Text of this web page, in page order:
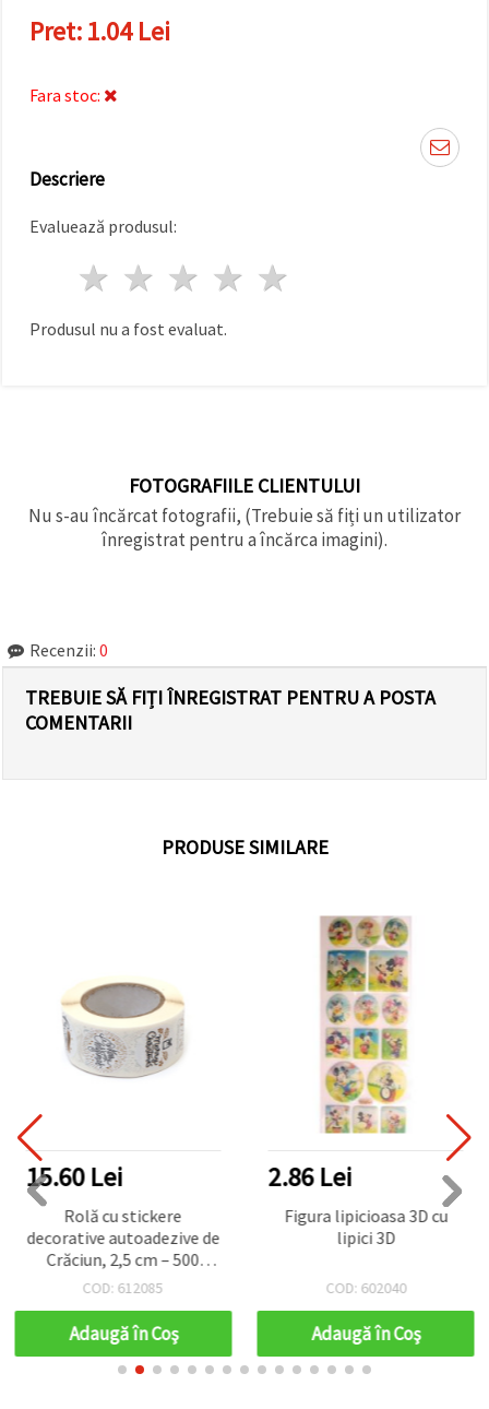
clic pe
"acceptati
indicați
cookie -uri
pe butonul
toate!
Pret:1.04 Lei
Fara stoc:
Descriere
Evaluează produsul:
4 stele
3 stele
2 stele
1 stea
Produsul nu a fost evaluat.
FOTOGRAFIILE CLIENTULUI
Nu s-au încărcat fotografii, (Trebuie să fiți un utilizator
înregistrat pentru a încărca imagini).
Recenzii: 0
TREBUIE SĂ FIȚI ÎNREGISTRAT PENTRU A POSTA
COMENTARII
PRODUSE SIMILARE
15.60 Lei
Rolă cu stickere
decorative autoadezive de
Crăciun, 2,5 cm – 500
bucăți, asortate
COD: 612085
Adaugă în Coş
2.86 Lei
Figura lipicioasa 3D cu
lipici 3D
COD: 602040
Adaugă în Coş